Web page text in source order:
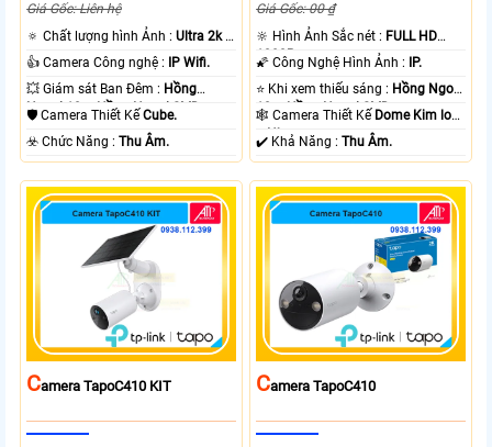
Giá Gốc: Liên hệ
🔅 Chất lượng hình Ảnh :Ultra 2k +
.
👍 Camera Công nghệ :
IP Wifi.
💥 Giám sát Ban Đêm : Hồng
Ngoại 10m Hồng Ngoại SMD.
🛡 Camera Thiết KếCube.
️☣️ Chức Năng :Thu Âm.
Giá Gốc: 00 ₫
🔆 Hình Ảnh Sắc nét : FULL HD
1080P .
🌠 Công Nghệ Hình Ảnh :
IP.
⭐ Khi xem thiếu sáng : Hồng Ngoại
10m Hồng Ngoại SMD.
🕸️ Camera Thiết Kế Dome Kim loại
+ Nhựa.
️✔️ Khả Năng :Thu Âm.
CAmera TapoC410 KIT CAmera TapoC410